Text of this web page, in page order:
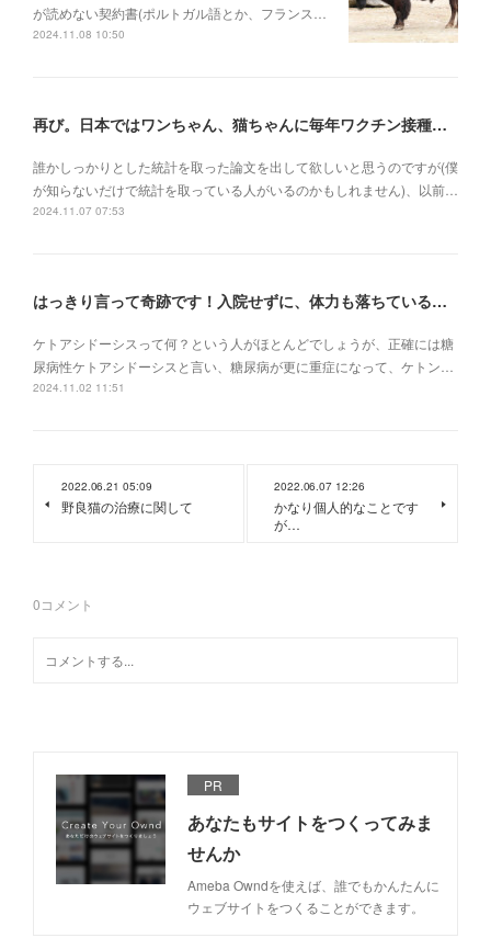
が読めない契約書(ポルトガル語とか、フランス…
2024.11.08 10:50
再び。日本ではワンちゃん、猫ちゃんに毎年ワクチン接種を行うべき理由
誰かしっかりとした統計を取った論文を出して欲しいと思うのですが(僕
が知らないだけで統計を取っている人がいるのかもしれません)、以前…
2024.11.07 07:53
はっきり言って奇跡です！入院せずに、体力も落ちている状況でケトアシドーシスから復活
ケトアシドーシスって何？という人がほとんどでしょうが、正確には糖
尿病性ケトアシドーシスと言い、糖尿病が更に重症になって、ケトン…
2024.11.02 11:51
2022.06.21 05:09
野良猫の治療に関して
2022.06.07 12:26
かなり個人的なことです
が…
0コメント
PR
あなたもサイトをつくってみま
せんか
Ameba Owndを使えば、誰でもかんたんに
ウェブサイトをつくることができます。